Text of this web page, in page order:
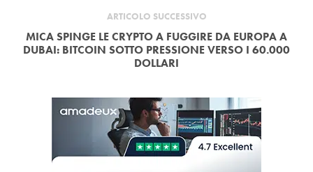
ARTICOLO SUCCESSIVO
MICA SPINGE LE CRYPTO A FUGGIRE DA EUROPA A
DUBAI: BITCOIN SOTTO PRESSIONE VERSO I 60.000
DOLLARI